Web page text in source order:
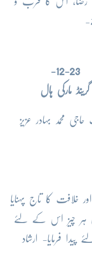
23-12-
گرینڈ مارکی ہال
محمد بہادر عزیز
خلافت کا تاج پہنایا
ہر چیز اس کے لئے
پیدا فرمایا- ارشاد